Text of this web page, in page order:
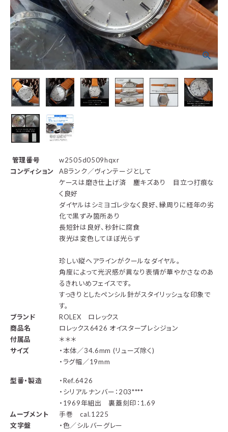
管理番号
w2505d0509hqxr
コンディション
ABランク／ヴィンテージとして
ケースは磨き仕上げ済 塵キズあり 目立つ打痕な
く良好
ダイヤルはシミヨゴレ少なく良好、縁周りに経年の劣
化で黒ずみ箇所あり
長短針は良好、秒針に腐食
夜光は変色してほぼ光らず
珍しい縦ヘアラインがクールなダイヤル。
角度によって光沢感が異なり表情が華やかさなのあ
るきれいめフェイスです。
すっきりとしたペンシル針がスタイリッシュな印象で
す。
ブランド
ROLEX ロレックス
商品名
ロレックス6426 オイスタープレシジョン
付属品
＊＊＊
サイズ
・本体／34.6mm (リューズ除く)
・ラグ幅／19mm
型番・製造
・Ref.6426
・シリアルナンバー：203****
・1969年組出 裏蓋刻印：1.69
ムーブメント
手巻 cal.1225
文字盤
・色／シルバーグレー